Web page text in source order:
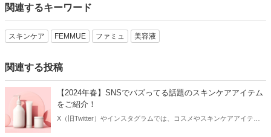
関連するキーワード
スキンケア FEMMUE ファミュ 美容液
関連する投稿
【2024年春】SNSでバズってる話題のスキンケアアイテム
をご紹介！
X（旧Twitter）やインスタグラムでは、コスメやスキンケアアイテム